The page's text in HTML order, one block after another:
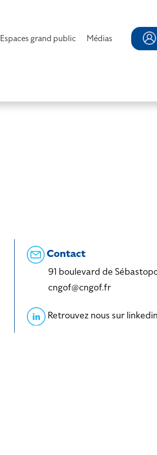
Espaces grand public Médias
Contact
91 boulevard de
cngof@cngof.fr
Retrouvez nous sur linkedin